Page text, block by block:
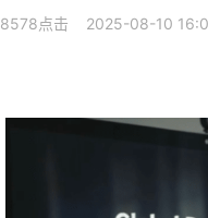
8578点击 2025-08-10